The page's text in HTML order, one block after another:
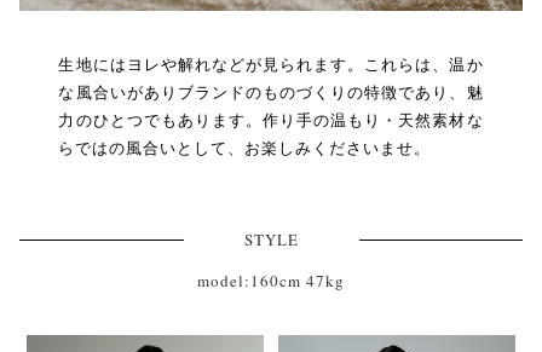
生地にはヨレや解れなどが見られます。これらは、温か
な風合いがありブランドのものづくりの特徴であり、魅
力のひとつでもあります。作り手の温もり・天然素材な
らではの風合いとして、お楽しみくださいませ。
STYLE
model:160cm 47kg